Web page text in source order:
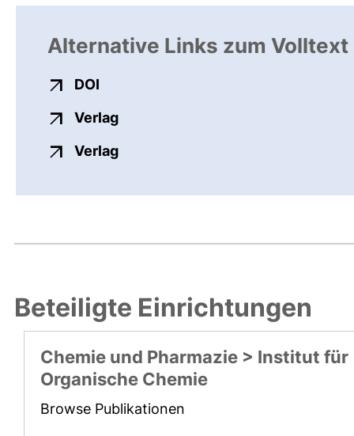
Alternative Links zum Volltext
DOI
Verlagexterner Link, öffnet neues
Verlagexterner Link, öffnet neues
Beteiligte Einrichtungen
Chemie und Pharmazie > Institut für
Organische Chemie
Browse Publikationen